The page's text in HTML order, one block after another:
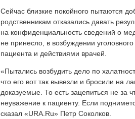
Сейчас близкие покойного пытаются
родственникам отказались давать
на конфиденциальность сведений о
не принесло, в возбуждении
пациента и действиями врачей.
«Пытались возбудить дело по
что его вот так вывезли и бросили на
доказуемые. То есть зацепиться не за
неуважение к пациенту. Если
сказал «URA.Ru» Петр Соколков.